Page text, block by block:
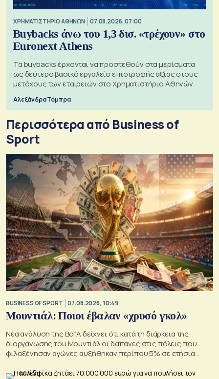
XΡΗΜΑΤΙΣΤΗΡΙΟ ΑΘΗΝΩΝ 07.08.2026, 07:00
Buybacks άνω του 1,3 δισ. «τρέχουν» στο
Euronext Athens
Τα buybacks έρχονται να προστεθούν στα μερίσματα
ως δεύτερο βασικό εργαλείο επιστροφής αξίας στους
μετόχους των εταιρειών στο Χρηματιστήριο Αθηνών
Αλεξάνδρα Τόμπρα
Περισσότερα από Business of
Sport
BUSINESS OF SPORT 07.08.2026, 10:49
Μουντιάλ: Ποιοι έβαλαν «χρυσό γκολ»
Νέα ανάλυση της BofA δείχνει ότι κατά τη διάρκεια της
διοργάνωσης του Μουντιάλ οι δαπάνες στις πόλεις που
φιλοξένησαν αγώνες αυξήθηκαν περίπου 5% σε ετήσια